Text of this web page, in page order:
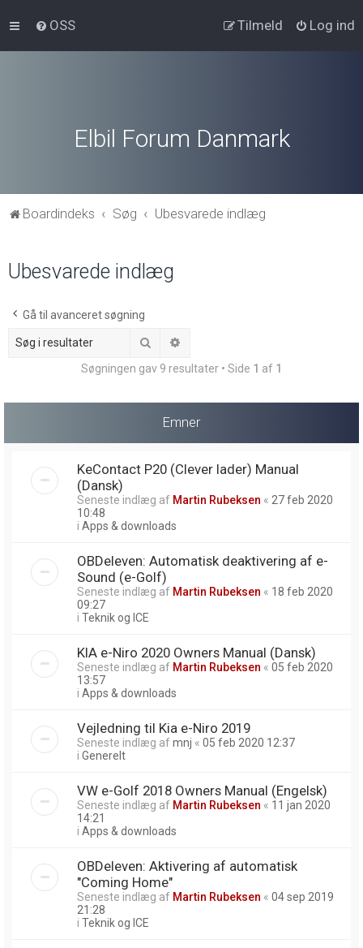
OSS Log ind
Tilmeld
Elbil Forum Danmark
Boardindeks Søg Ubesvarede indlæg
Ubesvarede indlæg
Gå til avanceret søgning
Søg
Søgningen gav 9 resultater • Side 1 af 1
Emner
KeContact P20 (Clever lader) Manual
(Dansk)
Seneste indlæg af Martin Rubeksen « 27 feb 2020
10:48
i Apps & downloads
OBDeleven: Automatisk deaktivering af e-
Sound (e-Golf)
Seneste indlæg af Martin Rubeksen « 18 feb 2020
09:27
i Teknik og ICE
KIA e-Niro 2020 Owners Manual (Dansk)
Seneste indlæg af Martin Rubeksen « 05 feb 2020
13:57
i Apps & downloads
Vejledning til Kia e-Niro 2019
Seneste indlæg afmnj « 05 feb 2020 12:37
i Generelt
VW e-Golf 2018 Owners Manual (Engelsk)
Seneste indlæg af Martin Rubeksen « 11 jan 2020
14:21
i Apps & downloads
OBDeleven: Aktivering af automatisk
"Coming Home"
Seneste indlæg af Martin Rubeksen « 04 sep 2019
21:28
i Teknik og ICE